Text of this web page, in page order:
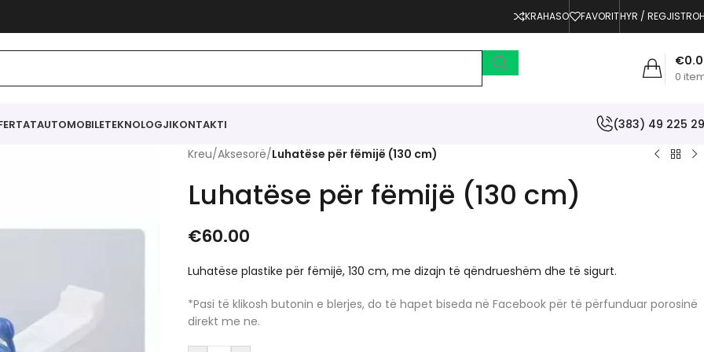
KRAHASO FAVORITHYR /
0
€
AUTOMOBILETEKNOLOGJIKONTAKTI (383) 49 225
Kreu/Aksesorë/Luhatëse për fëmijë (130 cm)
Luhatëse për fëmijë (130 cm)
€60.00
Luhatëse plastike për fëmijë, 130 cm, me dizajn të qëndrueshëm dhe të sigurt.
*Pasi të klikosh butonin e blerjes, do të hapet biseda në Facebook për të përfunduar porosinë
direkt me ne.